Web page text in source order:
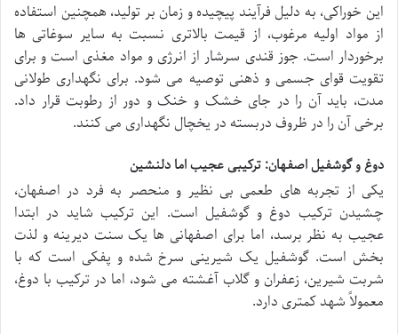
این خوراکی، به دلیل فرآیند پیچیده و زمان بر تولید، همچنین استفاده
از مواد اولیه مرغوب، از قیمت بالاتری نسبت به سایر سوغاتی ها
برخوردار است. جوز قندی سرشار از انرژی و مواد مغذی است و برای
تقویت قوای جسمی و ذهنی توصیه می شود. برای نگهداری طولانی
مدت، باید آن را در جای خشک و خنک و دور از رطوبت قرار داد.
برخی آن را در ظروف دربسته در یخچال نگهداری می کنند.
دوغ و گوشفیل اصفهان: ترکیبی عجیب اما دلنشین
یکی از تجربه های طعمی بی نظیر و منحصر به فرد در اصفهان،
چشیدن ترکیب دوغ و گوشفیل است. این ترکیب شاید در ابتدا
عجیب به نظر برسد، اما برای اصفهانی ها یک سنت دیرینه و لذت
بخش است. گوشفیل یک شیرینی سرخ شده و پفکی است که با
شربت شیرین، زعفران و گلاب آغشته می شود، اما در ترکیب با دوغ،
معمولاً شهد کمتری دارد.